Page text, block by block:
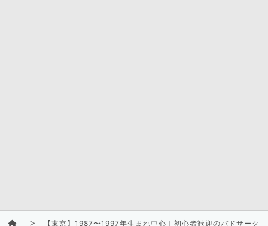
【東京】1987〜1997年生まれ中心｜初心者歓迎のバドサーク